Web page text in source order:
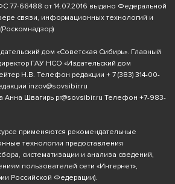
77-66488 от 14.07.2016 выдано Федеральной
связи, информационных технологий и
дом «Советская Сибирь». Главный
ГАУ НСО «Издательский дом
Н.В. Телефон редакции + 7 (383) 314-00-
inzov@sovsibir.ru
Анна Швагирь pr@sovsibir.ru Телефон +7-983-
применяются рекомендательные
технологии предоставления
систематизации и анализа сведений,
пользователей сети «Интернет»,
Российской Федерации).